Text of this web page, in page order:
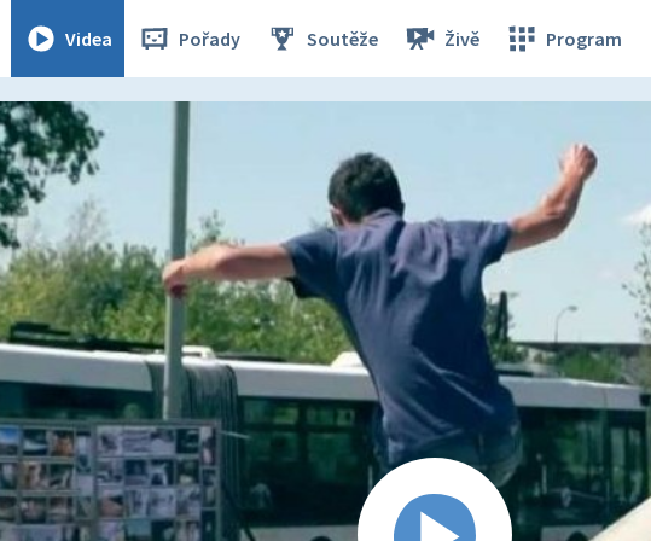
Videa Pořady Soutěže Živě Program